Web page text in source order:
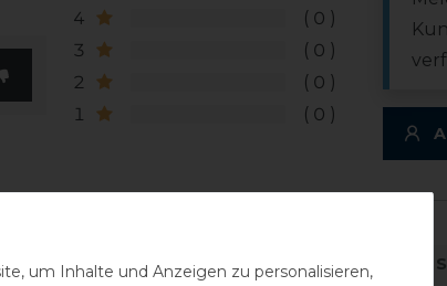
4
0
3
0
2
0
1
0
DETAILS ZUR
um Inhalte und Anzeigen zu personalisieren,